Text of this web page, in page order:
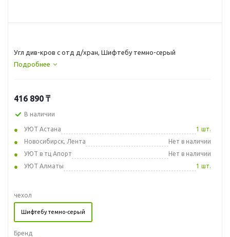
Угл див-кров с отд д/хран, Шифтебу темно-серый
Подробнее
416 890 ₸
В наличии
УЮТ Астана
1 шт.
Новосибирск, Лента
Нет в наличии
УЮТ в тц Апорт
Нет в наличии
УЮТ Алматы
1 шт.
чехол
Шифтебу темно-серый
Бренд